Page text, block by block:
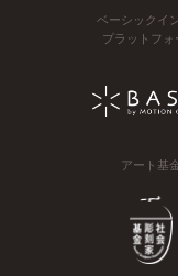
ベーシックイ
プラットフォ
アート基